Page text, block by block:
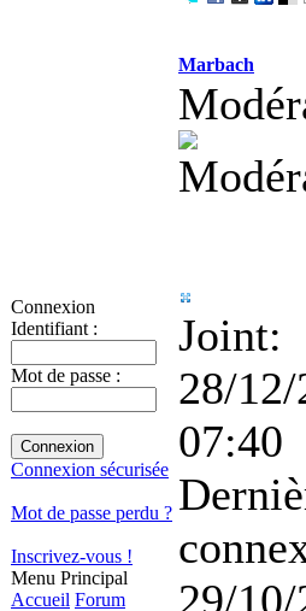
Connexion
Identifiant :
Mot de passe :
Connexion sécurisée
Mot de passe perdu ?
Inscrivez-vous !
Menu Principal
Accueil Forum
Marbach
Joint:
28/12/
07:40
29/10/